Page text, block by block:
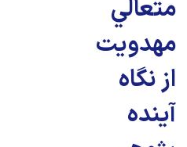
متعالي
مهدويت
از نگاه
آينده